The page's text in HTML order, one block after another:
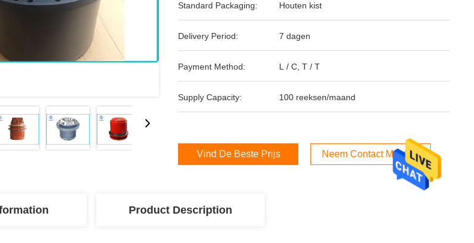
Standard Packaging: Houten kist
Delivery Period: 7 dagen
Payment Method: L / C, T / T
Supply Capacity: 100 reeksen/maand
Vind De Beste Prijs Neem Contact Met Ons Op
Product Description